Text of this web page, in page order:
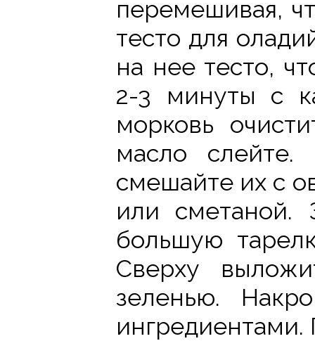
перемешивая,
тесто для
на нее тесто,
2-3 минуты с
морковь
масло
смешайте их с
или сметаной.
большую
Сверху
зеленью.
ингредиентами.